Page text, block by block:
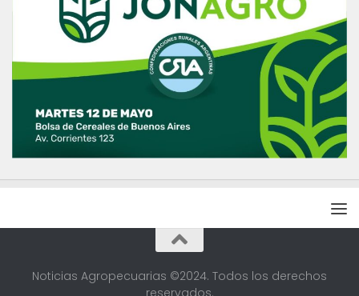
Noticias Agropecuarias ©2024. Todos los derechos